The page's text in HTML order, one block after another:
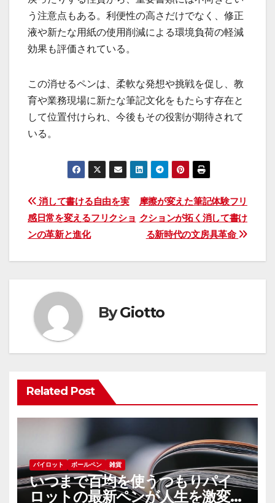
う注意点もある。利便性の高さだけでなく、修正
液や新たな用紙の使用削減による環境負荷の軽減
効果も評価されている。
この消せるペンは、柔軟な発想や挑戦を促し、教
育や業務現場に新たな筆記文化をもたらす存在と
して位置付けられ、今後もその役割が期待されて
いる。
投
稿
ナ
ゲ
ー
シ
ョ
ン
摩擦が変えた筆記体験フリ
クションが拓く消して書け
る新時代の文房具革命
消して書ける自由を実
感日常を変えるフリクショ
ンの革新と進化
ByGiotto
Related Post
パイロット ボールペン 雑貨
いつまで百均を使うつもりパイ
ロットの最新ペンが人生を激変さ